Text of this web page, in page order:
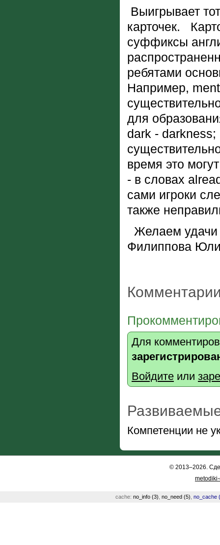
Выигрывает
карточек.
суффиксы
ребятами
Например,
для
dark - darkness;
время это
- в словах
сами игроки
также
Желаем
Филиппова
Для
Войдите или
Компетенции не
© 2013–2026.
cache: no_info (3) no_need (5) no_cache